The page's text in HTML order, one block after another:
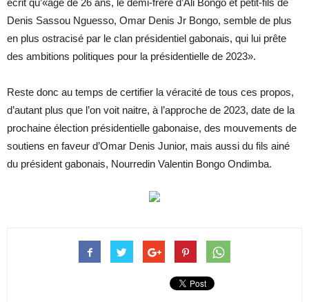
Denis Sassou Nguesso, Omar Denis Jr Bongo, semble de plus
en plus ostracisé par le clan présidentiel gabonais, qui lui prête
des ambitions politiques pour la présidentielle de 2023».
Reste donc au temps de certifier la véracité de tous ces propos,
d’autant plus que l’on voit naitre, à l’approche de 2023, date de la
prochaine élection présidentielle gabonaise, des mouvements de
soutiens en faveur d’Omar Denis Junior, mais aussi du fils ainé
du président gabonais, Nourredin Valentin Bongo Ondimba.